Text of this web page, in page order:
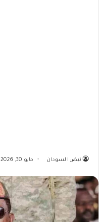
نبض السودان مايو 30, 2026